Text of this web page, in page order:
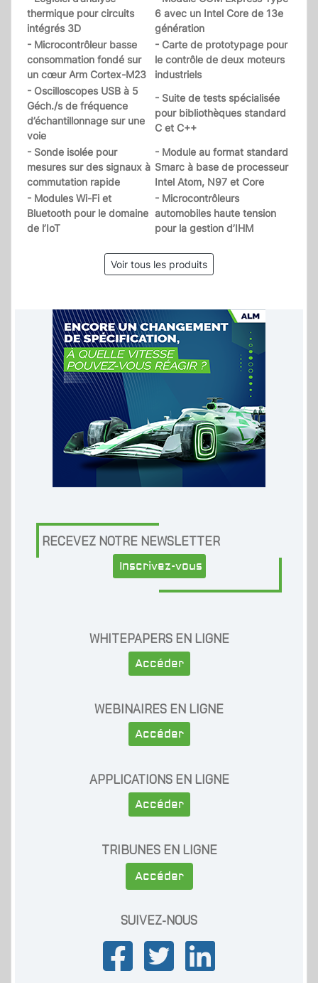
thermique pour circuits
intégrés 3D
6 avec un Intel Core de 13e
génération
- Microcontrôleur basse
consommation fondé sur
un cœur Arm Cortex-M23
- Carte de prototypage pour
le contrôle de deux moteurs
industriels
- Oscilloscopes USB à 5
Géch./s de fréquence
d’échantillonnage sur une
voie
- Suite de tests spécialisée
pour bibliothèques standard
C et C++
- Sonde isolée pour
mesures sur des signaux à
commutation rapide
- Module au format standard
Smarc à base de processeur
Intel Atom, N97 et Core
- Modules Wi-Fi et
Bluetooth pour le domaine
de l’IoT
- Microcontrôleurs
automobiles haute tension
pour la gestion d’IHM
Voir tous les produits
RECEVEZ NOTRE NEWSLETTER
Inscrivez-vous
WHITEPAPERS EN LIGNE
Accéder
WEBINAIRES EN LIGNE
Accéder
APPLICATIONS EN LIGNE
Accéder
TRIBUNES EN LIGNE
Accéder
SUIVEZ-NOUS